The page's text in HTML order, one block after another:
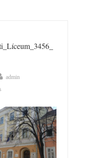
admin